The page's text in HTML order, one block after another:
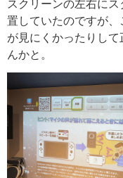
スクリーンの左右に
置していたのですが
が見にくかったりし
んかと。